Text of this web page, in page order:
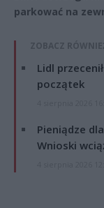
parkować na
ZOBACZ
Lidl
początek
Pieniądze
Wnioski